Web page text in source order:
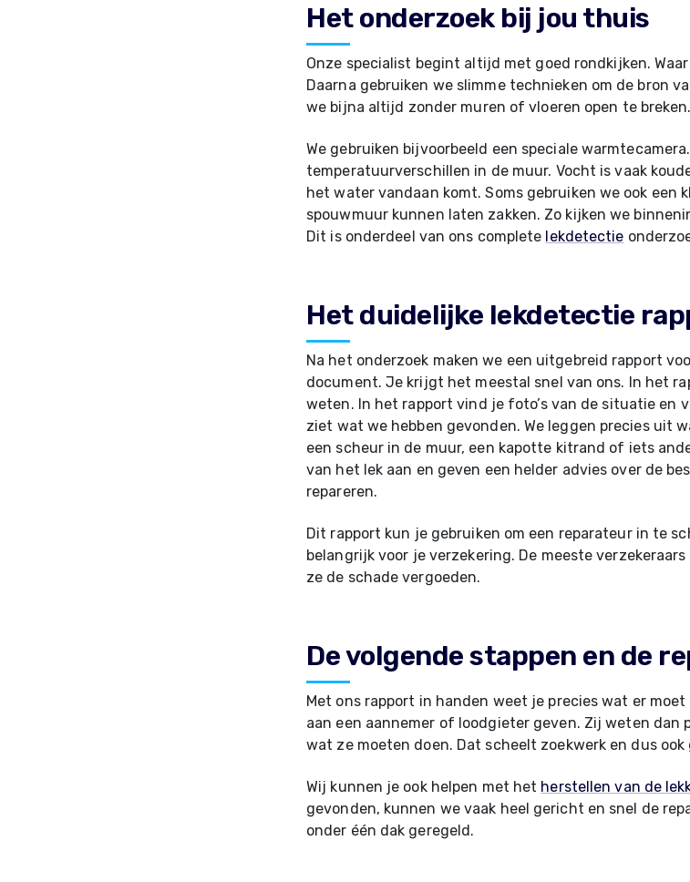
Het onderzoek bij jou thuis
Onze specialist begint altijd met goed rondkijken.
Daarna gebruiken we slimme technieken om de bron
we bijna altijd zonder muren of vloeren open te breken.
We gebruiken bijvoorbeeld een speciale
temperatuurverschillen in de muur. Vocht is vaak
het water vandaan komt. Soms gebruiken we ook een
spouwmuur kunnen laten zakken. Zo kijken we
Dit is onderdeel van ons complete lekdetectie
Het duidelijke lekdetectie
Na het onderzoek maken we een uitgebreid rapport
document. Je krijgt het meestal snel van ons. In het
weten. In het rapport vind je foto’s van de situatie en
ziet wat we hebben gevonden. We leggen precies uit
een scheur in de muur, een kapotte kitrand of iets
van het lek aan en geven een helder advies over de
repareren.
Dit rapport kun je gebruiken om een reparateur in te
belangrijk voor je verzekering. De meeste
ze de schade vergoeden.
De volgende stappen en de
Met ons rapport in handen weet je precies wat er
aan een aannemer of loodgieter geven. Zij weten dan
wat ze moeten doen. Dat scheelt zoekwerk en dus ook
Wij kunnen je ook helpen met het herstellen van de
gevonden, kunnen we vaak heel gericht en snel de
onder één dak geregeld.